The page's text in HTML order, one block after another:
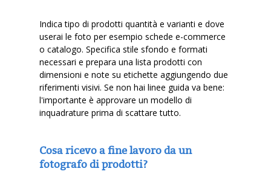
Indica tipo di prodotti quantità e varianti e dove
userai le foto per esempio schede e-commerce
o catalogo. Specifica stile sfondo e formati
necessari e prepara una lista prodotti con
dimensioni e note su etichette aggiungendo due
riferimenti visivi. Se non hai linee guida va bene:
l'importante è approvare un modello di
inquadrature prima di scattare tutto.
Cosa ricevo a fine lavoro da un
fotografo di prodotti?